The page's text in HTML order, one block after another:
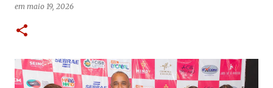
em maio 19, 2026